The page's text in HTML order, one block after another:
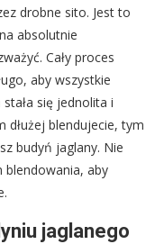
drobne sito. Jest to
absolutnie
Cały proces
aby wszystkie
stała się jednolita i
dłużej blendujecie, tym
budyń jaglany. Nie
blendowania, aby
jaglanego